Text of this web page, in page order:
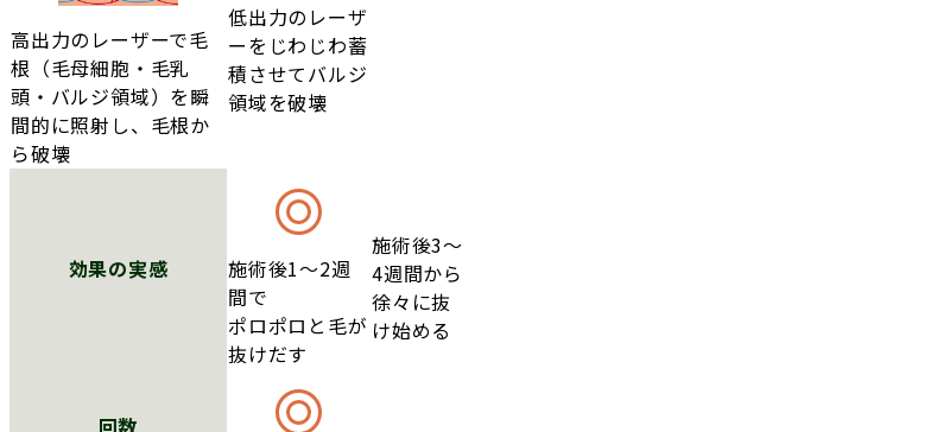
高出力のレーザーで毛
根（毛母細胞・毛乳
頭・バルジ領域）を瞬
間的に照射し、毛根か
ら破壊
低出力のレーザ
ーをじわじわ蓄
積させてバルジ
領域を破壊
効果の実感
施術後1～2週
間で
ポロポロと毛が
抜けだす
施術後3～
4週間から
徐々に抜
け始める
回数